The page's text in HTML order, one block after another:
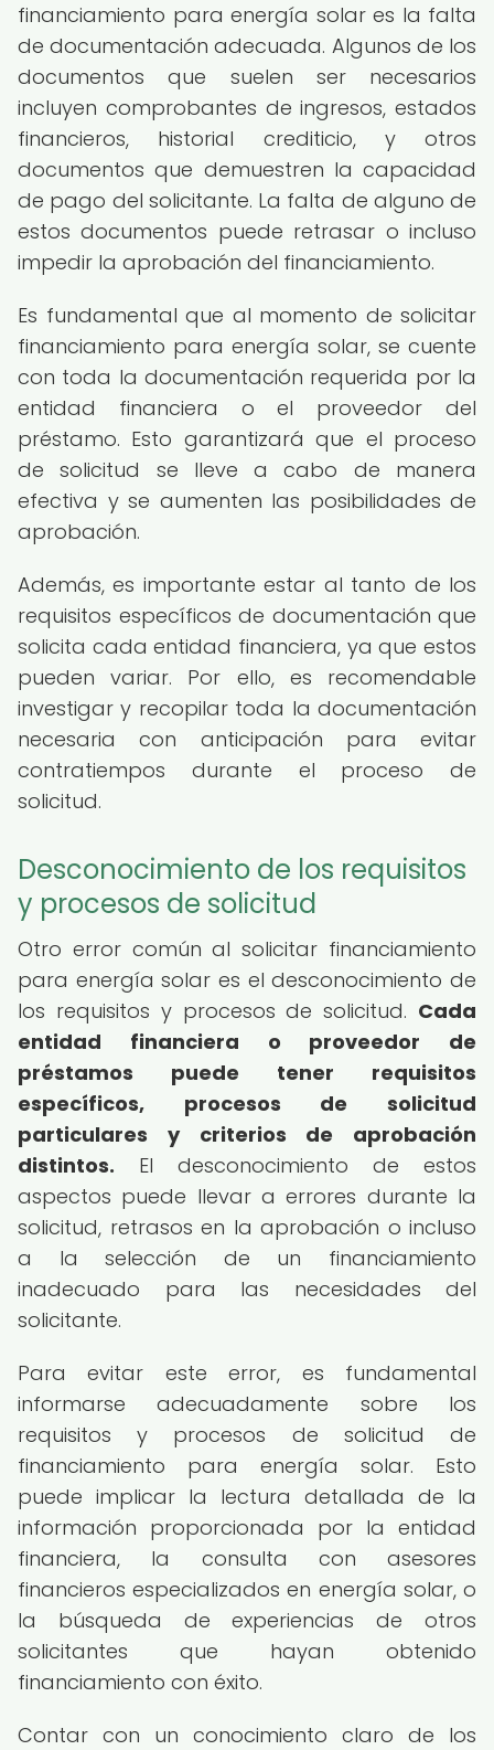
financiamiento para energía solar es la falta
de documentación adecuada. Algunos de los
documentos que suelen ser necesarios
incluyen comprobantes de ingresos, estados
financieros, historial crediticio, y otros
documentos que demuestren la capacidad
de pago del solicitante. La falta de alguno de
estos documentos puede retrasar o incluso
impedir la aprobación del financiamiento.
Es fundamental que al momento de solicitar
financiamiento para energía solar, se cuente
con toda la documentación requerida por la
entidad financiera o el proveedor del
préstamo. Esto garantizará que el proceso
de solicitud se lleve a cabo de manera
efectiva y se aumenten las posibilidades de
aprobación.
Además, es importante estar al tanto de los
requisitos específicos de documentación que
solicita cada entidad financiera, ya que estos
pueden variar. Por ello, es recomendable
investigar y recopilar toda la documentación
necesaria con anticipación para evitar
contratiempos durante el proceso de
solicitud.
Desconocimiento de los requisitos
y procesos de solicitud
Otro error común al solicitar financiamiento
para energía solar es el desconocimiento de
los requisitos y procesos de solicitud. Cada
entidad financiera o proveedor de
préstamos puede tener requisitos
específicos, procesos de solicitud
particulares y criterios de aprobación
distintos. El desconocimiento de estos
aspectos puede llevar a errores durante la
solicitud, retrasos en la aprobación o incluso
a la selección de un financiamiento
inadecuado para las necesidades del
solicitante.
Para evitar este error, es fundamental
informarse adecuadamente sobre los
requisitos y procesos de solicitud de
financiamiento para energía solar. Esto
puede implicar la lectura detallada de la
información proporcionada por la entidad
financiera, la consulta con asesores
financieros especializados en energía solar, o
la búsqueda de experiencias de otros
solicitantes que hayan obtenido
financiamiento con éxito.
Contar con un conocimiento claro de los